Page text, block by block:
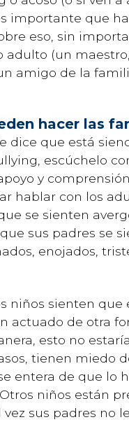
importante que
eso, sin
adulto (un
amigo de la
hacer las
dice que está
escúchelo
y
hablar con los
se sienten
sus padres se
enojados,
niños sienten que
actuado de otra
esto no
tienen miedo
entera de que lo
niños están
sus padres no